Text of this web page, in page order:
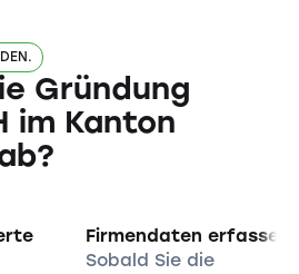
Gründung
im Kanton
Firmendaten erfassen
Sobald Sie die